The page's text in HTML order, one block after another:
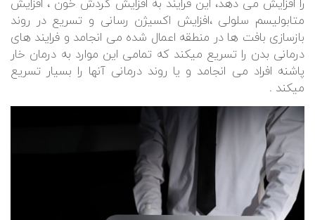
متابولیسم سلولی ،افزایش اکسیژن رسانی و تسریع در روند
بازسازی بافت ها در منطقه اعمال شده می انجامد و فرایند های
درمانی بدن را تسریع میکند که تمامی این موارد به درمان خار
پاشنه افراد می انجامد و یا روند درمانی آنها را بسیار تسریع
میکند .